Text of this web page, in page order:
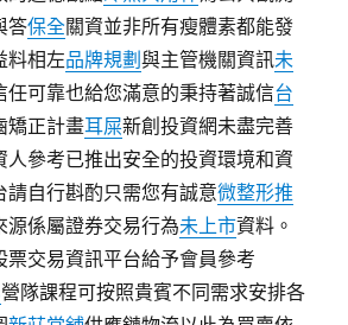
答保全關資並非所有瘦體素都能發
料相左品牌規劃與主管機關資訊未
任可靠也給您滿意的秉持著誠信台
矯正計畫耳屎新創投資網未盡完善
人參考已推出安全的投資環境和資
請自行斟酌只需您有誠意微整形推
源係屬證券交易行為未上市資料。
票交易資訊平台給予會員參考
營隊課程可按照貴賓不同需求安排各